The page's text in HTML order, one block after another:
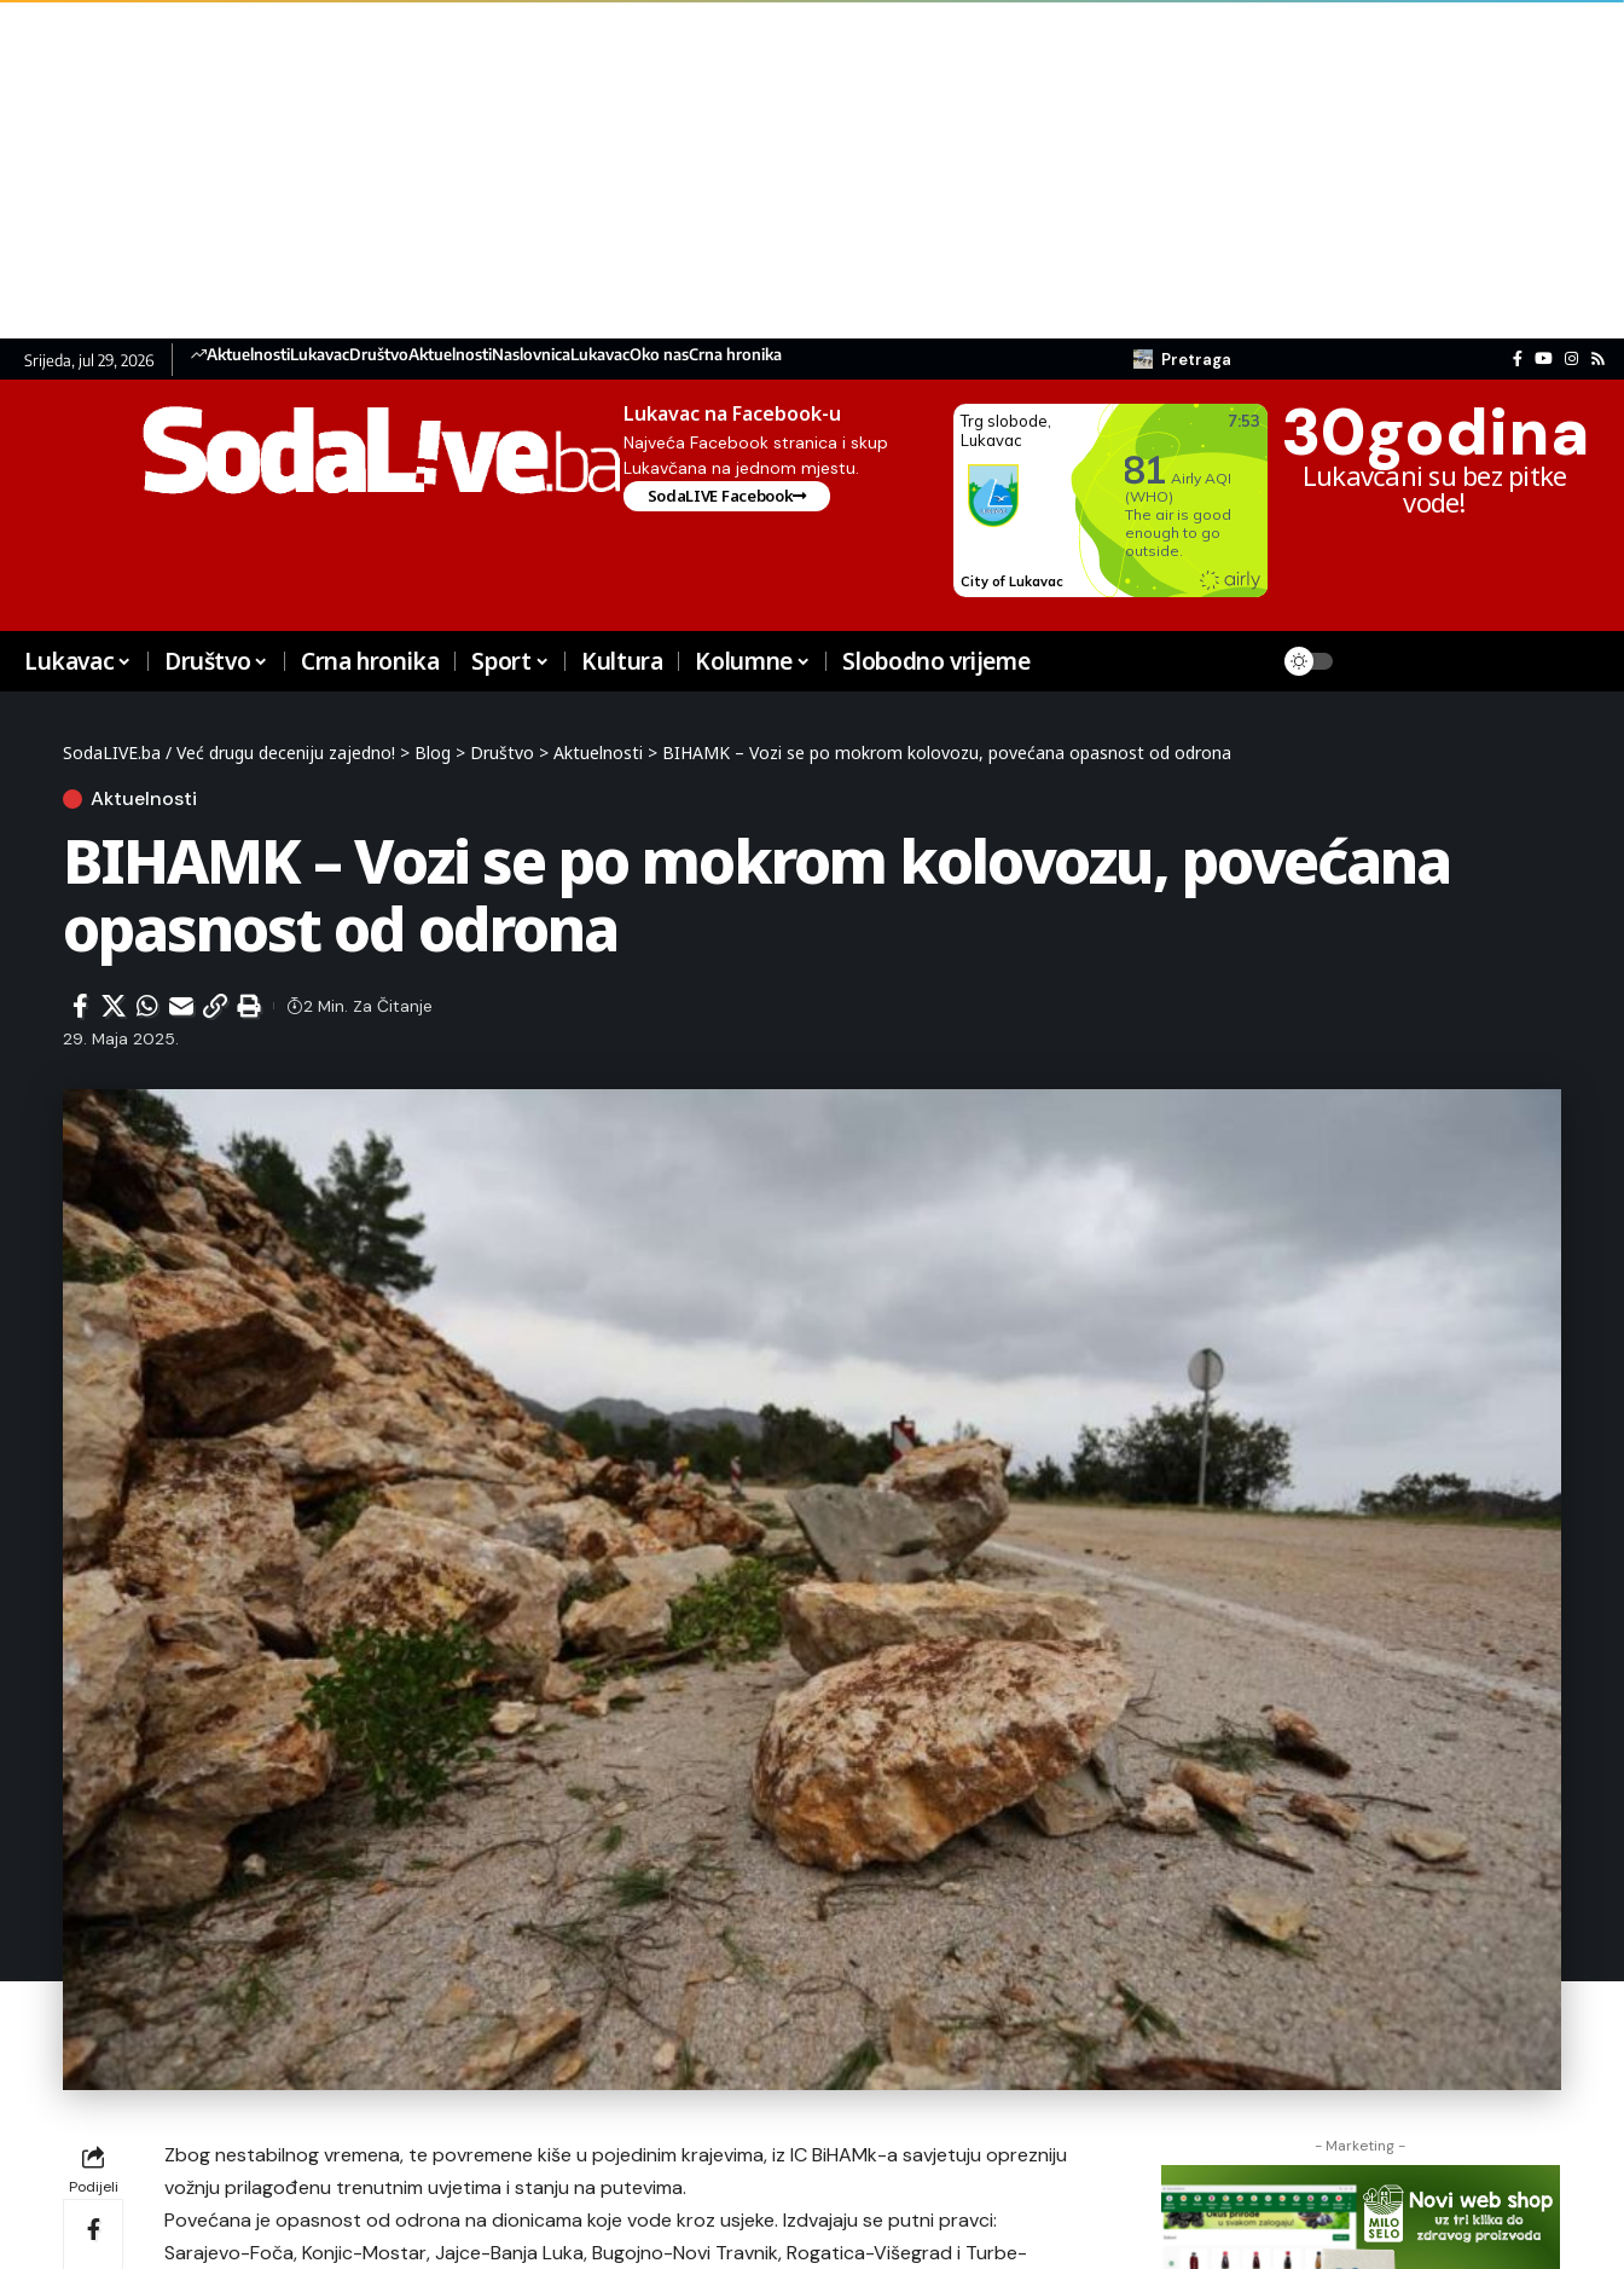
Srijeda, jul 29, 2026 AktuelnostiLukavacDruštvoAktuelnostiNaslovnicaLukavacOko nasCrna hronika Pretraga
Lukavac na Facebook-u
Najveća Facebook stranica i skup
Lukavčana na jednom mjestu.
SodaLIVE Facebook
30godina
Lukavčani su bez pitke
vode!
Lukavac Društvo Crna hronika Sport Kultura Kolumne Slobodno vrijeme
SodaLIVE.ba / Već drugu deceniju zajedno! > Blog > Društvo > Aktuelnosti > BIHAMK – Vozi se po mokrom kolovozu, povećana opasnost od odrona
Aktuelnosti
BIHAMK – Vozi se po mokrom kolovozu, povećana
opasnost od odrona
29. Maja 2025.
2 Min. Za Čitanje
Podijeli
Zbog nestabilnog vremena, te povremene kiše u pojedinim krajevima, iz IC BiHAMk-a savjetuju oprezniju
vožnju prilagođenu trenutnim uvjetima i stanju na putevima.
Povećana je opasnost od odrona na dionicama koje vode kroz usjeke. Izdvajaju se putni pravci:
Sarajevo-Foča, Konjic-Mostar, Jajce-Banja Luka, Bugojno-Novi Travnik, Rogatica-Višegrad i Turbe-
- Marketing -